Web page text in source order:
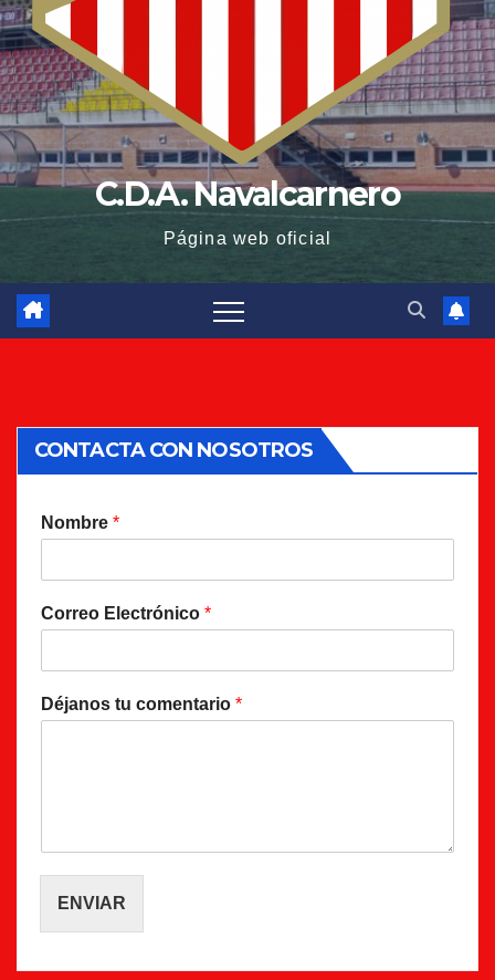
C.D.A. Navalcarnero
Página web oficial
CONTACTA CON NOSOTROS
Nombre *
Correo Electrónico *
Déjanos tu comentario *
ENVIAR